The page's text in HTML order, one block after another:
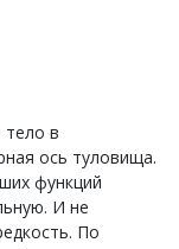
в
ось туловища.
функций
И не
По